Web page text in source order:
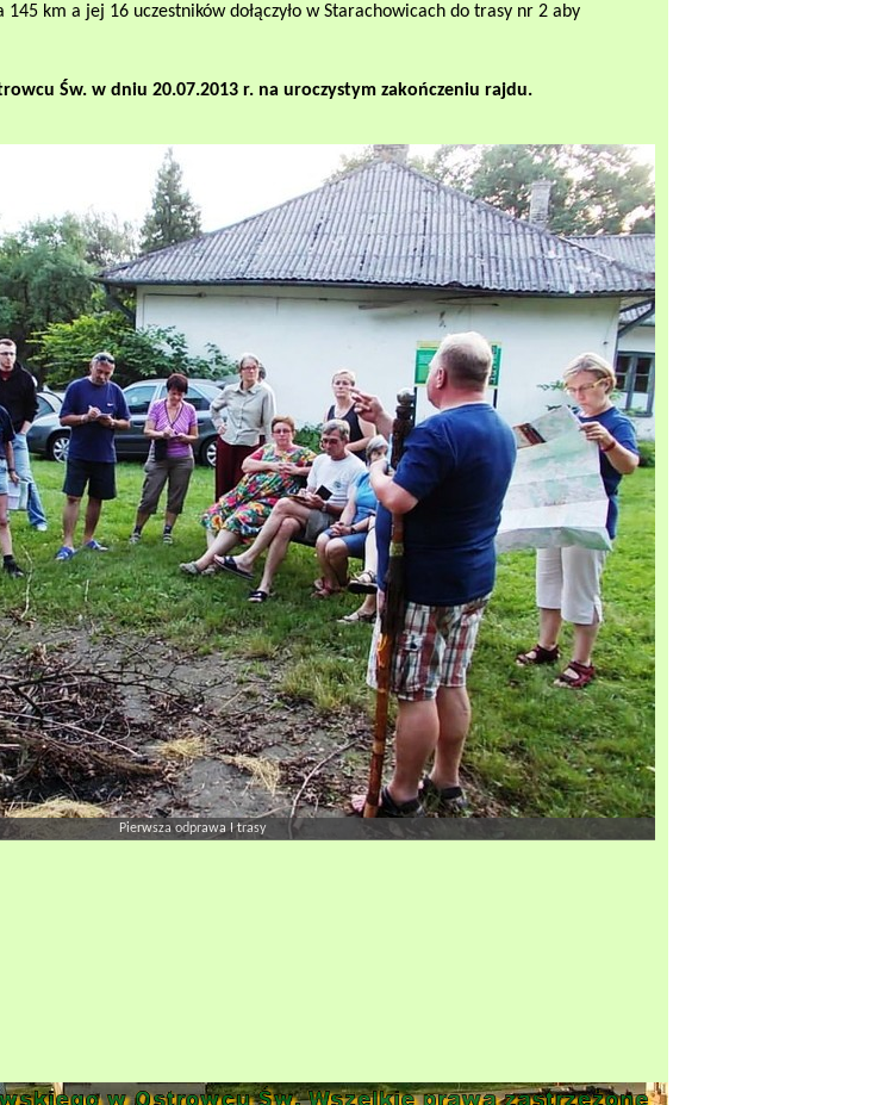
145 km a jej 16 uczestników dołączyło w Starachowicach do trasy nr 2 aby
Św. w dniu 20.07.2013 r. na uroczystym zakończeniu rajdu.
Pierwsza odprawa I trasy